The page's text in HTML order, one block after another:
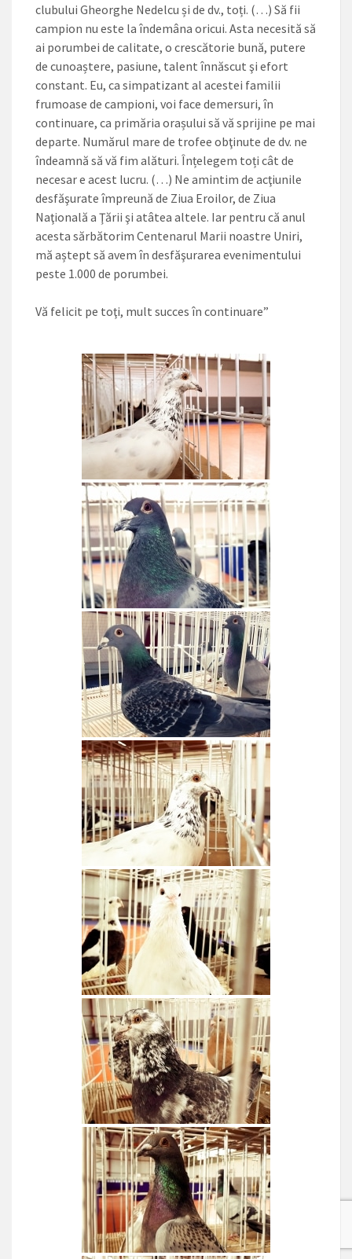
clubului Gheorghe Nedelcu și de dv., toți. (…) Să fii
campion nu este la îndemâna oricui. Asta necesită să
ai porumbei de calitate, o crescătorie bună, putere
de cunoaștere, pasiune, talent înnăscut şi efort
constant. Eu, ca simpatizant al acestei familii
frumoase de campioni, voi face demersuri, în
continuare, ca primăria orașului să vă sprijine pe mai
departe. Numărul mare de trofee obţinute de dv. ne
îndeamnă să vă fim alături. Înțelegem toți cât de
necesar e acest lucru. (…) Ne amintim de acţiunile
desfăşurate împreună de Ziua Eroilor, de Ziua
Naţională a Ţării şi atâtea altele. Iar pentru că anul
acesta sărbătorim Centenarul Marii noastre Uniri,
mă aștept să avem în desfăşurarea evenimentului
peste 1.000 de porumbei.
Vă felicit pe toţi, mult succes în continuare”